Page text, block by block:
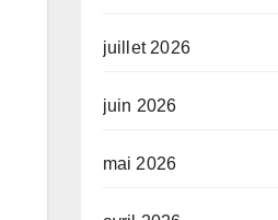
juillet 2026
juin 2026
mai 2026